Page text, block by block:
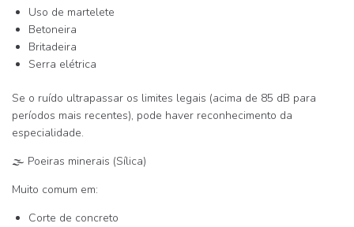
Uso de martelete
Betoneira
Britadeira
Serra elétrica
Se o ruído ultrapassar os limites legais (acima de 85 dB para
períodos mais recentes), pode haver reconhecimento da
especialidade.
🌫 Poeiras minerais (Sílica)
Muito comum em:
Corte de concreto